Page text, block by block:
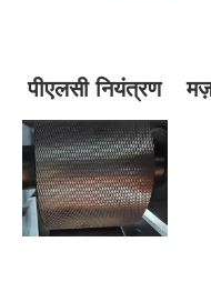
पीएलसी नियंत्रण